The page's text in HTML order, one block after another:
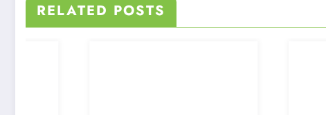
RELATED POSTS